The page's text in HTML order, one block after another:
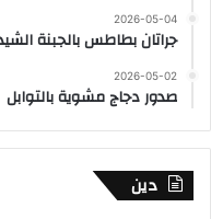
2026-05-04
جراتان بطاطس بالجبنة
2026-05-02
صدور دجاج مشوية بالتوابل
دين